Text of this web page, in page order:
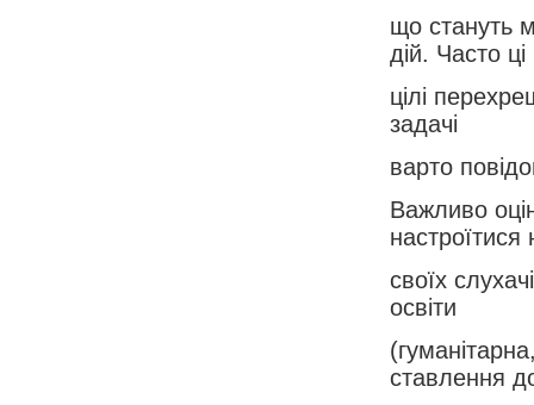
що стануть
дій. Часто ці
цілі
задачі
варто
Важливо
настроїтися
своїх
освіти
ставлення